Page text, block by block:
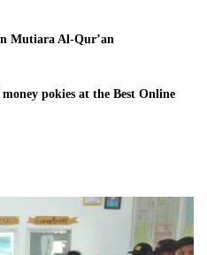
Mutiara Al-Qur’an
pokies at the Best Online